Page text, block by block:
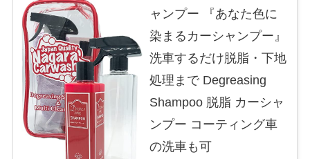
ャンプー 『あなた色に
染まるカーシャンプー』
洗車するだけ脱脂・下地
処理まで Degreasing
Shampoo 脱脂 カーシャ
ンプー コーティング車
の洗車も可